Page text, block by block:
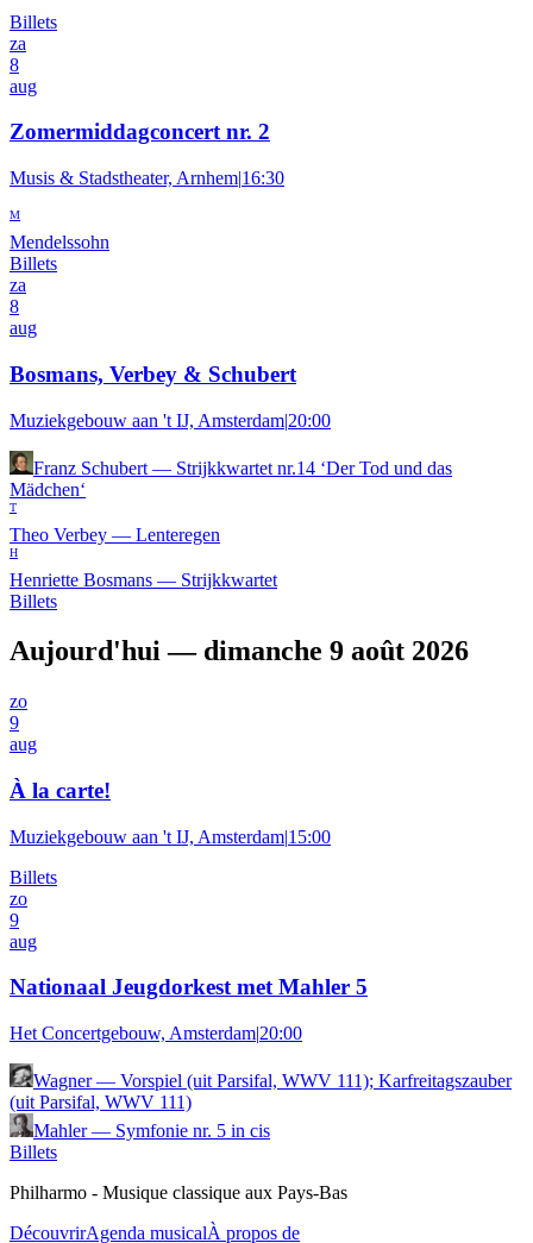
Billets
za
8
aug
Zomermiddagconcert nr. 2
Musis & Stadstheater, Arnhem|16:30
M
Mendelssohn
Billets
za
8
aug
Bosmans, Verbey & Schubert
Muziekgebouw aan 't IJ, Amsterdam|20:00
Franz Schubert — Strijkkwartet nr.14 ‘Der Tod und das
Mädchen‘
T
Theo Verbey — Lenteregen
H
Henriette Bosmans — Strijkkwartet
Billets
Aujourd'hui — dimanche 9 août 2026
zo
9
aug
À la carte!
Muziekgebouw aan 't IJ, Amsterdam|15:00
Billets
zo
9
aug
Nationaal Jeugdorkest met Mahler 5
Het Concertgebouw, Amsterdam|20:00
Wagner— Vorspiel (uit Parsifal, WWV 111); Karfreitagszauber
(uit Parsifal, WWV 111)
Mahler— Symfonie nr. 5 in cis
Billets
Philharmo - Musique classique aux Pays-Bas
DécouvrirAgenda musicalÀ propos de